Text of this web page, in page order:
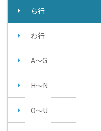
ら行
わ行
A～G
H～N
O～U